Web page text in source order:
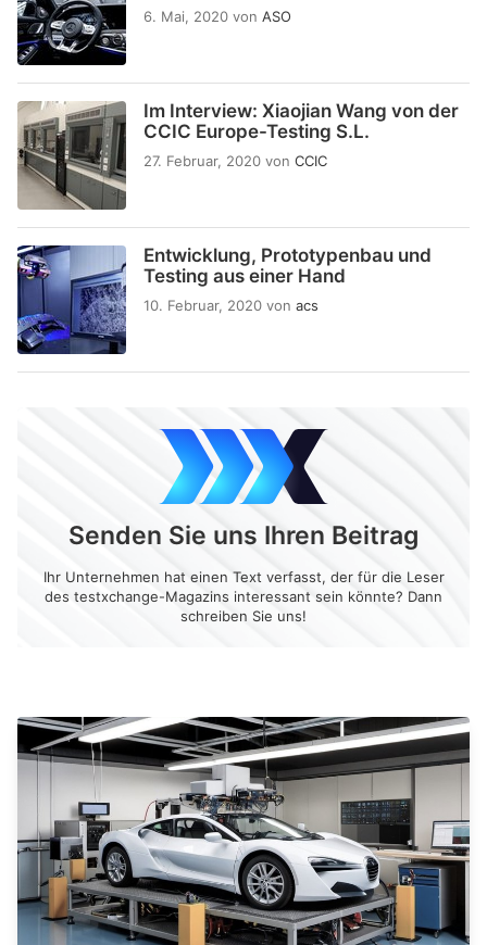
6. Mai, 2020 von ASO
Im Interview: Xiaojian Wang von der
CCIC Europe-Testing S.L.
27. Februar, 2020 von CCIC
Entwicklung, Prototypenbau und
Testing aus einer Hand
10. Februar, 2020 von acs
Senden Sie uns Ihren Beitrag
Ihr Unternehmen hat einen Text verfasst, der für die Leser
des testxchange-Magazins interessant sein könnte? Dann
schreiben Sie uns!